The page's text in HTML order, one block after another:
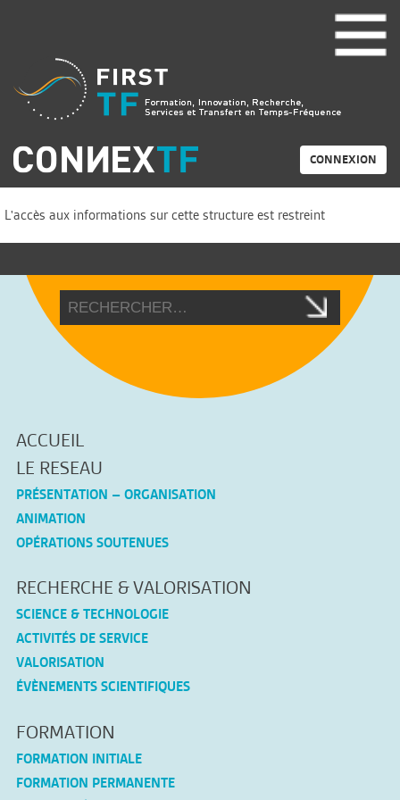
CONNEXION
L'accès aux informations sur cette structure est restreint
ACCUEIL
LE RESEAU
PRÉSENTATION – ORGANISATION
ANIMATION
OPÉRATIONS SOUTENUES
RECHERCHE & VALORISATION
SCIENCE & TECHNOLOGIE
ACTIVITÉS DE SERVICE
VALORISATION
ÉVÈNEMENTS SCIENTIFIQUES
FORMATION
FORMATION INITIALE
FORMATION PERMANENTE